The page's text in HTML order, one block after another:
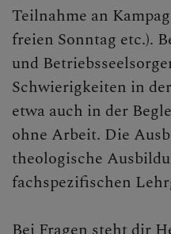
Teilnahme an
freien Sonntag etc.).
und
Schwierigkeiten in
etwa auch in der
ohne Arbeit. Die
theologische
fachspezifischen